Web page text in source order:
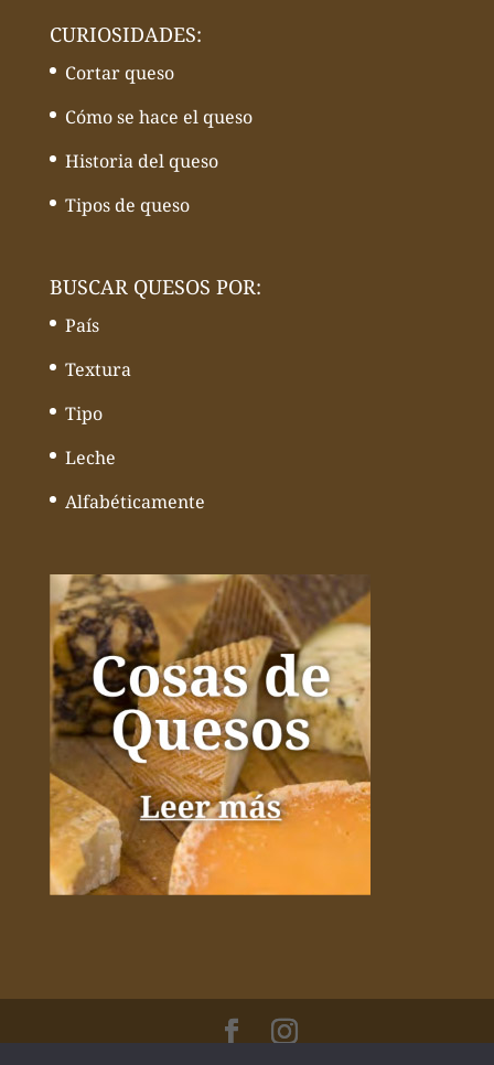
CURIOSIDADES:
Cortar queso
Cómo se hace el queso
Historia del queso
Tipos de queso
BUSCAR QUESOS POR:
País
Textura
Tipo
Leche
Alfabéticamente